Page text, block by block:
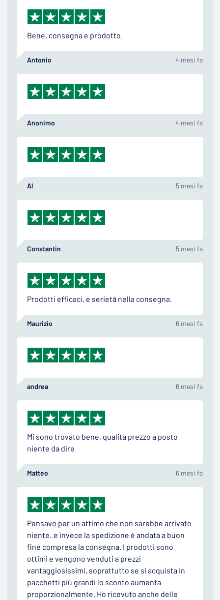
Bene, consegna e prodotto.
Antonio 4 mesi fa
Anonimo 4 mesi fa
Al 5 mesi fa
Constantin 5 mesi fa
Prodotti efficaci, e serietā nella consegna.
Maurizio 6 mesi fa
andrea 6 mesi fa
Mi sono trovato bene, qualità prezzo a posto
niente da dire
Matteo 6 mesi fa
Pensavo per un attimo che non sarebbe arrivato
niente..e invece la spedizione é andata a buon
fine compresa la consegna. I prodotti sono
ottimi e vengono venduti a prezzi
vantaggiosissimi, soprattutto se si acquista in
pacchetti più grandi lo sconto aumenta
proporzionalmente. Ho ricevuto anche delle